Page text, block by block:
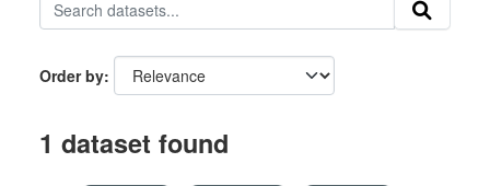
Order by
1 dataset found